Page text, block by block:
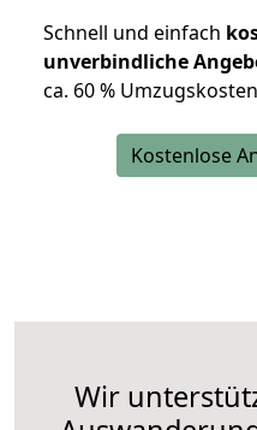
Schnell und einfach
unverbindliche
ca. 60 %
Kostenlose
Wir